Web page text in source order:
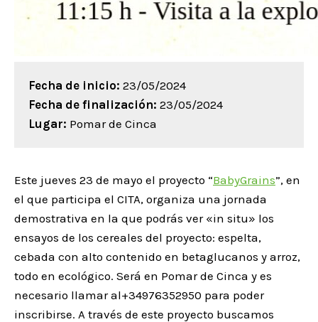
Fecha de inicio: 23/05/2024
Fecha de finalización: 23/05/2024
Lugar: Pomar de Cinca
Este jueves 23 de mayo el proyecto “BabyGrains”, en
el que participa el CITA, organiza una jornada
demostrativa en la que podrás ver «in situ» los
ensayos de los cereales del proyecto: espelta,
cebada con alto contenido en betaglucanos y arroz,
todo en ecológico. Será en Pomar de Cinca y es
necesario llamar al+34976352950 para poder
inscribirse. A través de este proyecto buscamos